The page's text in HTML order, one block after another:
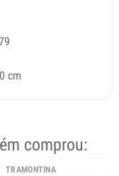
cm
comprou:
TRAMONTINA